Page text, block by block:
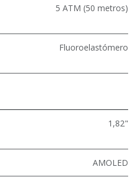
5 ATM (50 metros)
Fluoroelastómero
1,82"
AMOLED